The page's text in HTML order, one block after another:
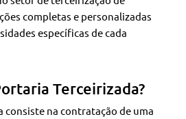
completas e personalizadas
específicas de cada
Terceirizada?
na contratação de uma